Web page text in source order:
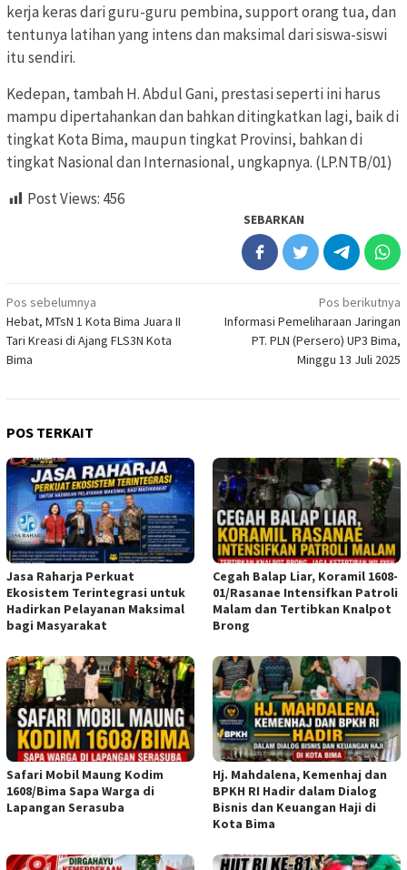
kerja keras dari guru-guru pembina, support orang tua, dan
tentunya latihan yang intens dan maksimal dari siswa-siswi
itu sendiri.
Kedepan, tambah H. Abdul Gani, prestasi seperti ini harus
mampu dipertahankan dan bahkan ditingkatkan lagi, baik di
tingkat Kota Bima, maupun tingkat Provinsi, bahkan di
tingkat Nasional dan Internasional, ungkapnya. (LP.NTB/01)
Post Views: 456
SEBARKAN
Navigasi
pos
Pos sebelumnya
Hebat, MTsN 1 Kota Bima Juara II
Tari Kreasi di Ajang FLS3N Kota
Bima
Pos berikutnya
Informasi Pemeliharaan Jaringan
PT. PLN (Persero) UP3 Bima,
Minggu 13 Juli 2025
POS TERKAIT
Jasa Raharja Perkuat
Ekosistem Terintegrasi untuk
Hadirkan Pelayanan Maksimal
bagi Masyarakat
Cegah Balap Liar, Koramil 1608-
01/Rasanae Intensifkan Patroli
Malam dan Tertibkan Knalpot
Brong
Safari Mobil Maung Kodim
1608/Bima Sapa Warga di
Lapangan Serasuba
Hj. Mahdalena, Kemenhaj dan
BPKH RI Hadir dalam Dialog
Bisnis dan Keuangan Haji di
Kota Bima